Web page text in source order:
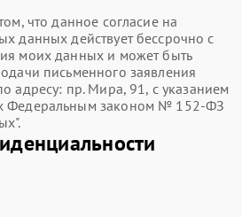
что данное согласие на
данных действует бессрочно с
моих данных и может быть
письменного заявления
адресу: ​пр. Мира, 91, с указанием
Федеральным законом № 152-ФЗ